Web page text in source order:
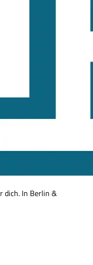
dich. In Berlin &